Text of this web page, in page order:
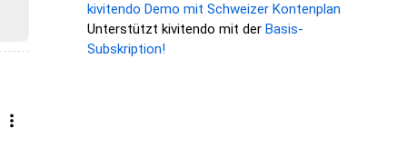
kivitendo Demo mit Schweizer Kontenplan
Unterstützt kivitendo mit der Basis-
Subskription!